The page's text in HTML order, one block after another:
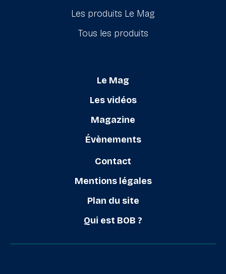
Les produits Le Mag
Tous les produits
Le Mag
Les vidéos
Magazine
Évènements
Contact
Mentions légales
Plan du site
Qui est BOB ?